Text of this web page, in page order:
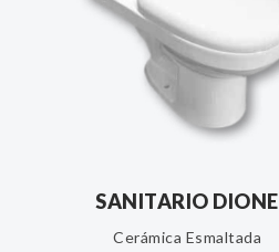
SANITARIO DIONE
Cerámica Esmaltada